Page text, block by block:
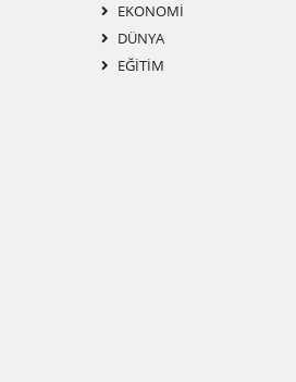
EKONOMI
DÜNYA
EĞITIM